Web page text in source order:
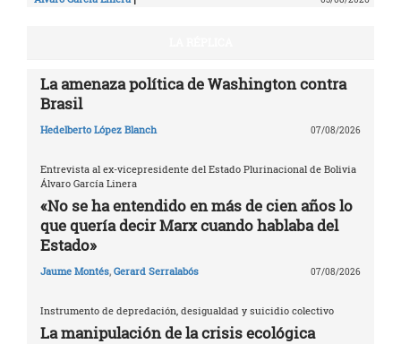
La amenaza política de Washington contra
Brasil
Hedelberto López Blanch 07/08/2026
Entrevista al ex-vicepresidente del Estado Plurinacional de Bolivia
Álvaro García Linera
«No se ha entendido en más de cien años lo
que quería decir Marx cuando hablaba del
Estado»
Jaume Montés, Gerard Serralabós 07/08/2026
Instrumento de depredación, desigualdad y suicidio colectivo
La manipulación de la crisis ecológica